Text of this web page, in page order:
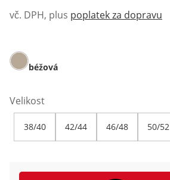
vč. DPH, plus poplatek za dopravu
béžová
Velikost
38/40 42/44 46/48 50/52